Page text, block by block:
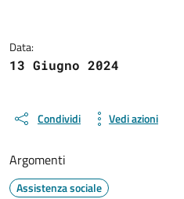
Data:
13 Giugno 2024
Condividi Vedi azioni
Argomenti
Assistenza sociale